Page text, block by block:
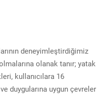
deneyimleştirdiğimiz
olanak tanır; yatak
kullanıcılara 16
duygularına uygun çevreler